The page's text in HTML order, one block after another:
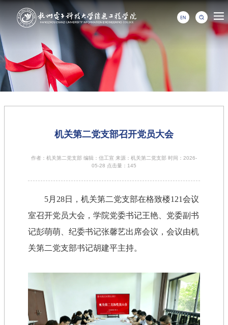
机关第二党支部召开党员大会
作者：机关第二党支部 编辑：信工宣 来源：机关第二党支部 时间：2026-
05-28 点击量： 145
5月28日，机关第二党支部在格致楼121会议
室召开党员大会，学院党委书记王艳、党委副书
记彭萌萌、纪委书记张馨艺出席会议，会议由机
关第二党支部书记胡建平主持。